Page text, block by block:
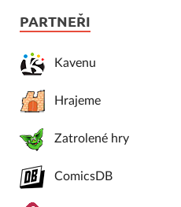
PARTNEŘI
Kavenu
Hrajeme
Zatrolené hry
ComicsDB